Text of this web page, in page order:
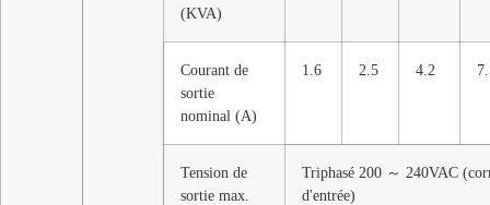
(KVA)
Courant de
sortie
nominal (A)
1.6 2.5 4.2
Tension de
sortie max.
Triphasé 200 ～ 240VAC
d'entrée)